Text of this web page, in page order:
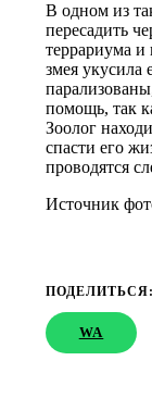
В одном из
пересадить
террариума и
змея укусила
помощь, так
Зоолог
спасти его
проводятся
Источник
ПОДЕЛИТЬСЯ:
WA